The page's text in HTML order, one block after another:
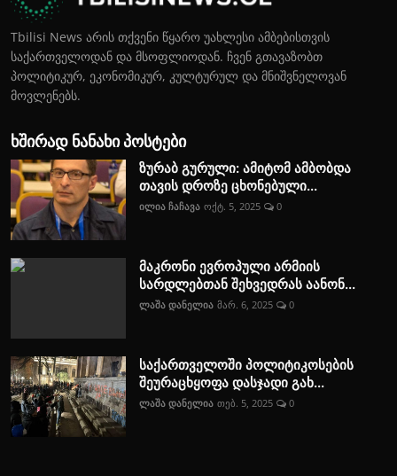
Tbilisi News არის თქვენი წყარო უახლესი ამბებისთვის
საქართველოდან და მსოფლიოდან. ჩვენ გთავაზობთ
პოლიტიკურ, ეკონომიკურ, კულტურულ და მნიშვნელოვან
მოვლენებს.
ხშირად ნანახი პოსტები
ზურაბ გურული: ამიტომ ამბობდა
თავის დროზე ცხონებული...
ილია ჩაჩავა ოქტ. 5, 2025 0
მაკრონი ევროპული არმიის
სარდლებთან შეხვედრას აანონ...
ლაშა დანელია მარ. 6, 2025 0
საქართველოში პოლიტიკოსების
შეურაცხყოფა დასჯადი გახ...
ლაშა დანელია თებ. 5, 2025 0